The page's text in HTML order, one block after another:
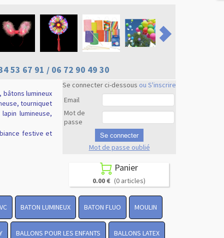
53 67 91 / 06 72 90 49 30
Se connecter ci-dessous ou S'inscrire
Email
Mot de
passe
Se connecter
Mot de passe oublié
lumineux
tourniquet
lumineuse,
festive et
 Panier
0.00 € (0 articles)
BATON LUMINEUX BATON FLUO MOULIN
BALLONS POUR LES ENFANTS BALLONS LATEX